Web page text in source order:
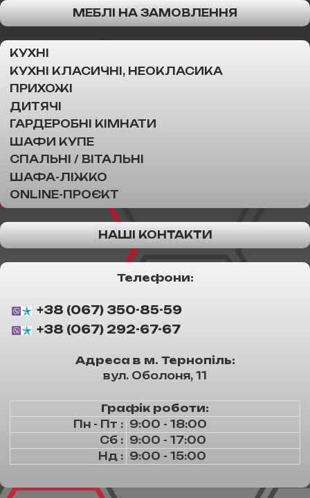
МЕБЛІ НА ЗАМОВЛЕННЯ
КУХНІ
КУХНІ КЛАСИЧНІ, НЕОКЛАСИКА
ПРИХОЖІ
ДИТЯЧІ
ГАРДЕРОБНІ КІМНАТИ
ШАФИ КУПЕ
СПАЛЬНІ / ВІТАЛЬНІ
ШАФА-ЛІЖКО
ONLINE-ПРОЄКТ
НАШІ КОНТАКТИ
Телефони:
+38 (067) 350-85-59
+38 (067) 292-67-67
Адреса в м. Тернопіль:
вул. Оболоня, 11
Графік роботи:
Пн - Пт : 9:00 - 18:00
Сб : 9:00 - 17:00
Нд : 9:00 - 15:00